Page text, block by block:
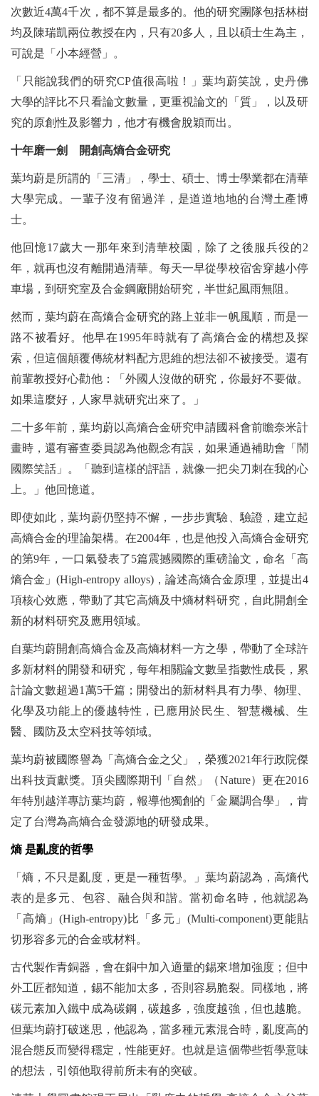
次數近4萬4千次，都不算是最多的。他的研究團隊包括林樹
均及陳瑞凱兩位教授在內，只有20多人，且以碩士生為主，
可說是「小本經營」。
「只能說我們的研究CP值很高啦！」葉均蔚笑說，史丹佛
大學的評比不只看論文數量，更重視論文的「質」，以及研
究的原創性及影響力，他才有機會脫穎而出。
十年磨一劍 開創高熵合金研究
葉均蔚是所謂的「三清」，學士、碩士、博士學業都在清華
大學完成。一輩子沒有留過洋，是道道地地的台灣土產博
士。
他回憶17歲大一那年來到清華校園，除了之後服兵役的2
年，就再也沒有離開過清華。每天一早從學校宿舍穿越小停
車場，到研究室及合金鋼廠開始研究，半世紀風雨無阻。
然而，葉均蔚在高熵合金研究的路上並非一帆風順，而是一
路不被看好。他早在1995年時就有了高熵合金的構想及探
索，但這個顛覆傳統材料配方思維的想法卻不被接受。還有
前輩教授好心勸他：「外國人沒做的研究，你最好不要做。
如果這麼好，人家早就研究出來了。」
二十多年前，葉均蔚以高熵合金研究申請國科會前瞻奈米計
畫時，還有審查委員認為他觀念有誤，如果通過補助會「鬧
國際笑話」。「聽到這樣的評語，就像一把尖刀刺在我的心
上。」他回憶道。
即使如此，葉均蔚仍堅持不懈，一步步實驗、驗證，建立起
高熵合金的理論架構。在2004年，也是他投入高熵合金研究
的第9年，一口氣發表了5篇震撼國際的重磅論文，命名「高
熵合金」(High-entropy alloys)，論述高熵合金原理，並提出4
項核心效應，帶動了其它高熵及中熵材料研究，自此開創全
新的材料研究及應用領域。
自葉均蔚開創高熵合金及高熵材料一方之學，帶動了全球許
多新材料的開發和研究，每年相關論文數呈指數性成長，累
計論文數超過1萬5千篇；開發出的新材料具有力學、物理、
化學及功能上的優越特性，已應用於民生、智慧機械、生
醫、國防及太空科技等領域。
葉均蔚被國際譽為「高熵合金之父」，榮獲2021年行政院傑
出科技貢獻獎。頂尖國際期刊「自然」（Nature）更在2016
年特別越洋專訪葉均蔚，報導他獨創的「金屬調合學」，肯
定了台灣為高熵合金發源地的研發成果。
熵 是亂度的哲學
「熵，不只是亂度，更是一種哲學。」葉均蔚認為，高熵代
表的是多元、包容、融合與和諧。當初命名時，他就認為
「高熵」(High-entropy)比「多元」(Multi-component)更能貼
切形容多元的合金或材料。
古代製作青銅器，會在銅中加入適量的錫來增加強度；但中
外工匠都知道，錫不能加太多，否則容易脆裂。同樣地，將
碳元素加入鐵中成為碳鋼，碳越多，強度越強，但也越脆。
但葉均蔚打破迷思，他認為，當多種元素混合時，亂度高的
混合態反而變得穩定，性能更好。也就是這個帶些哲學意味
的想法，引領他取得前所未有的突破。